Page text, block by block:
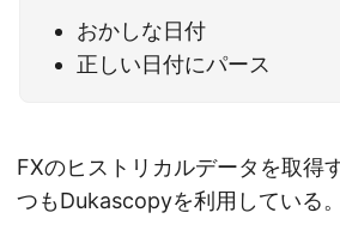
おかしな日付
正しい日付にパース
FXのヒストリカルデータを取得
つもDukascopyを利用している。